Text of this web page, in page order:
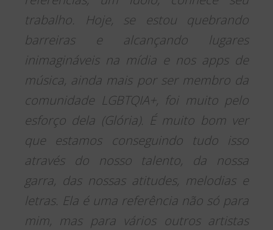
trabalho. Hoje, se estou quebrando
barreiras e alcançando lugares
inimagináveis na mídia e nos apps de
música, ainda mais por ser membro da
comunidade LGBTQIA+, foi muito pelo
esforço dela (Glória). É muito bom ver
que estamos conseguindo tudo isso
através do nosso talento, da nossa
garra, das nossas atitudes, melodias e
letras. Ela é uma referência não só para
mim, mas para vários outros artistas